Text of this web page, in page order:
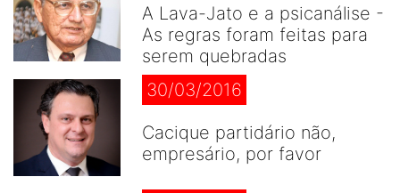
A Lava-Jato e a psicanálise -
As regras foram feitas para
serem quebradas
30/03/2016
Cacique partidário não,
empresário, por favor